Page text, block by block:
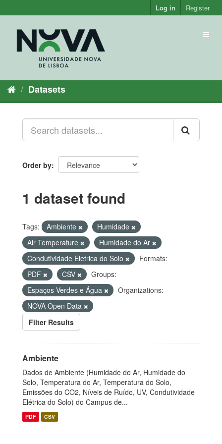
to
Log in Register
Datasets
Order by
1 dataset found
Tags: Ambiente
Humidade
Air Temperature
Humidade do Ar
Condutividade Eletrica do Solo
Formats:
PDF
CSV
Groups:
Espaços Verdes e Água
Organizations:
NOVA Open Data
Filter Results
Ambiente
Dados de Ambiente (Humidade do Ar, Humidade do
Solo, Temperatura do Ar, Temperatura do Solo,
Emissões do CO2, Níveis de Ruído, UV, Condutividade
Elétrica do Solo) do Campus de...
PDF CSV